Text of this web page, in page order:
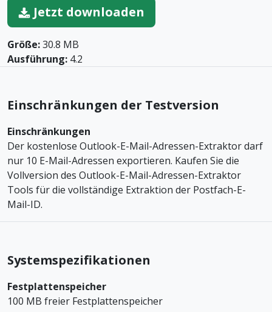
Jetzt downloaden
Größe:30.8 MB
Ausführung: 4.2
Einschränkungen der Testversion
Einschränkungen
Der kostenlose Outlook-E-Mail-Adressen-Extraktor darf
nur 10 E-Mail-Adressen exportieren. Kaufen Sie die
Vollversion des Outlook-E-Mail-Adressen-Extraktor
Tools für die vollständige Extraktion der Postfach-E-
Mail-ID.
Systemspezifikationen
Festplattenspeicher
100 MB freier Festplattenspeicher